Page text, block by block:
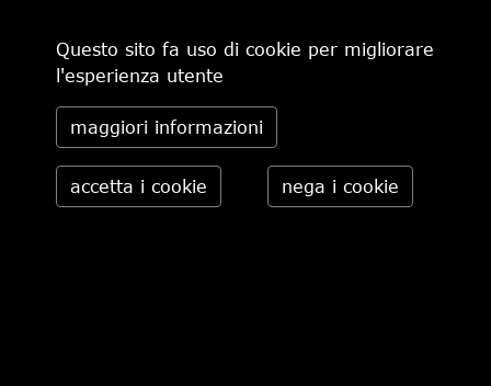
IL NEGOZIO
MODALITÀ DI PAGAMENTO
CONDIZIONI DI VENDITA
Questo sito fa uso di cookie per migliorare
l'esperienza utente
maggiori informazioni